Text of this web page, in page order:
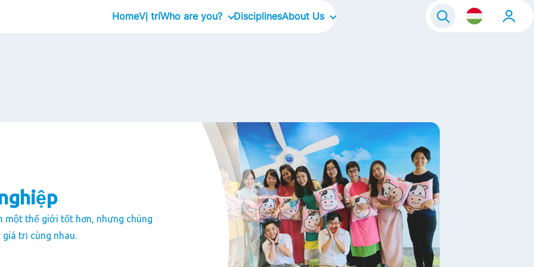
HomeVị tríWho are you? DisciplinesAbout Us
Life@FrieslandCampina
Contact
một thế giới tốt hơn, nhưng chúng
trị cùng nhau.